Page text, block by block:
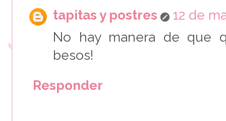
tapitas y postres
12 de
No hay manera de que
besos!
Responder